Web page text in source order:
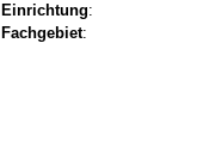
Einrichtung:
Fachgebiet: